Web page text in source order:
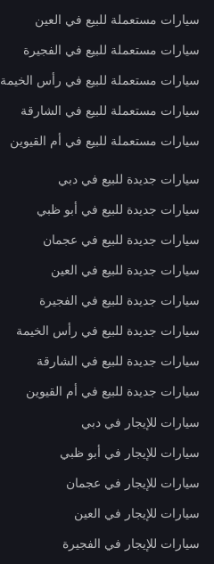
سيارات مستعملة للبيع في العين
سيارات مستعملة للبيع في الفجيرة
سيارات مستعملة للبيع في رأس الخيمة
سيارات مستعملة للبيع في الشارقة
سيارات مستعملة للبيع في أم القيوين
سيارات جديدة للبيع في دبي
سيارات جديدة للبيع في أبو ظبي
سيارات جديدة للبيع في عجمان
سيارات جديدة للبيع في العين
سيارات جديدة للبيع في الفجيرة
سيارات جديدة للبيع في رأس الخيمة
سيارات جديدة للبيع في الشارقة
سيارات جديدة للبيع في أم القيوين
سيارات للإيجار في دبي
سيارات للإيجار في أبو ظبي
سيارات للإيجار في عجمان
سيارات للإيجار في العين
سيارات للإيجار في الفجيرة